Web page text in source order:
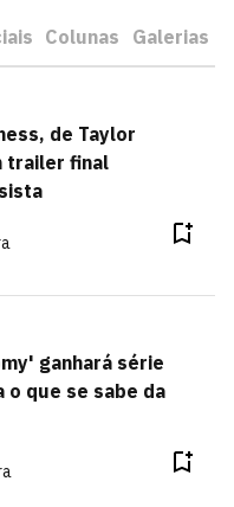
Colunas Galerias
de Taylor
trailer final
ganhará série
o que se sabe da